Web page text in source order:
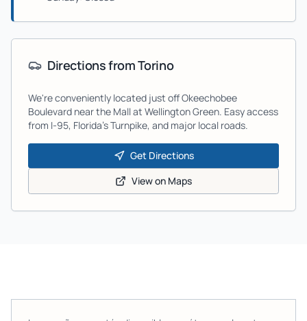
Directions fromTorino
We're conveniently located just off Okeechobee
Boulevard near the Mall at Wellington Green. Easy access
from I-95, Florida's Turnpike, and major local roads.
Get Directions
View on Maps